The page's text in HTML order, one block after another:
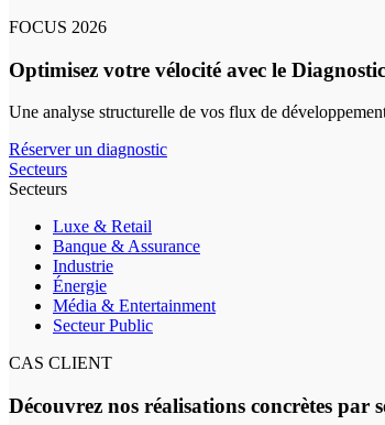
FOCUS 2026
Optimisez votre vélocité avec le
Une analyse structurelle de vos flux de
Réserver un diagnostic
Secteurs
Secteurs
Luxe & Retail
Banque & Assurance
Industrie
Énergie
Média & Entertainment
Secteur Public
CAS CLIENT
Découvrez nos réalisations concrètes par